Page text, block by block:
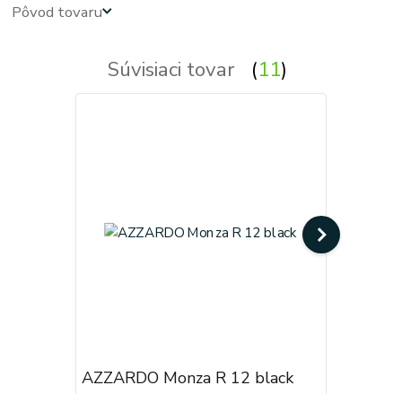
Pôvod tovaru
Súvisiaci tovar 11
AZZARDO Monza R 12 black